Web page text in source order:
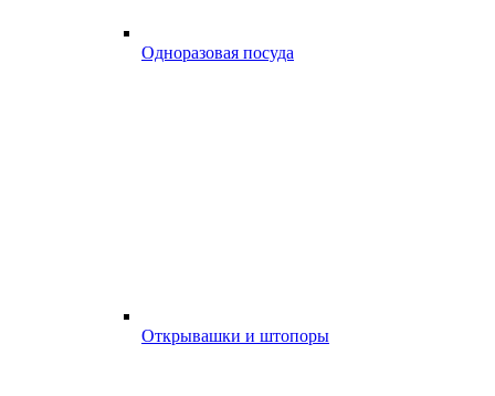
Одноразовая посуда
Открывашки и штопоры